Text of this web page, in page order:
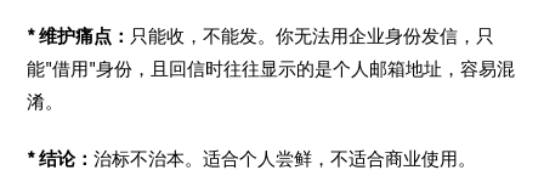
* 维护痛点： 只能收，不能发。你无法用企业身份发信，只
能"借用"身份，且回信时往往显示的是个人邮箱地址，容易混
淆。
* 结论：治标不治本。适合个人尝鲜，不适合商业使用。